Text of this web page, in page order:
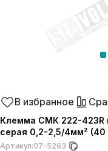
В избранное
Клемма СМК 222-423R
серая 0,2-2,5/4мм² (40
Артикул:07-5263